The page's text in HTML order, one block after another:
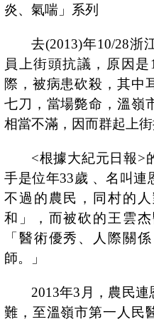
炎、氣喘」系列
去(2013)年10/28浙
員上街頭抗議，原因是
際，被病患砍殺，其中
七刀，當場斃命，溫嶺
相當不滿，因而群起上街
<根據大紀元日報>
手是位年33歲 、名叫連
不過的農民，同村的
和」，而被砍的王雲
「醫術優秀、人際關
師。」
2013年3 月，農民
難，至溫嶺市第一人民